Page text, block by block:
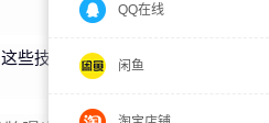
些技术共同构成了红人聚的核心
QQ在线
闲鱼